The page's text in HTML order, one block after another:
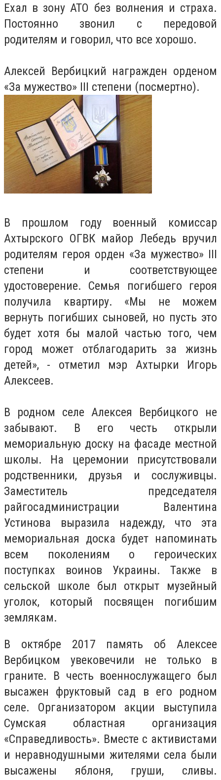
Ехал в зону АТО без волнения и страха.
Постоянно звонил с передовой
родителям и говорил, что все хорошо.
Алексей Вербицкий награжден орденом
«За мужество» III степени (посмертно).
В прошлом году военный комиссар
Ахтырского ОГВК майор Лебедь вручил
родителям героя орден «За мужество» III
степени и соответствующее
удостоверение. Семья погибшего героя
получила квартиру. «Мы не можем
вернуть погибших сыновей, но пусть это
будет хотя бы малой частью того, чем
город может отблагодарить за жизнь
детей», - отметил мэр Ахтырки Игорь
Алексеев.
В родном селе Алексея Вербицкого не
забывают. В его честь открыли
мемориальную доску на фасаде местной
школы. На церемонии присутствовали
родственники, друзья и сослуживцы.
Заместитель председателя
райгосадминистрации Валентина
Устинова выразила надежду, что эта
мемориальная доска будет напоминать
всем поколениям о героических
поступках воинов Украины. Также в
сельской школе был открыт музейный
уголок, который посвящен погибшим
землякам.
В октябре 2017 память об Алексее
Вербицком увековечили не только в
граните. В честь военнослужащего был
высажен фруктовый сад в его родном
селе. Организатором акции выступила
Сумская областная организация
«Справедливость». Вместе с активистами
и неравнодушными жителями села были
высажены яблоня, груши, сливы.